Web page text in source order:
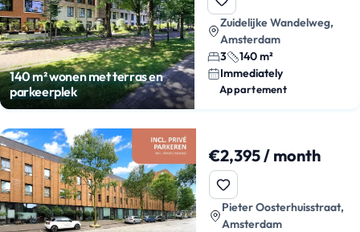
140 m² wonen met terras en
parkeerplek
Zuidelijke Wandelweg,
Amsterdam
3
140 m²
Immediately
Appartement
€2,395 / month
Pieter Oosterhuisstraat,
Amsterdam